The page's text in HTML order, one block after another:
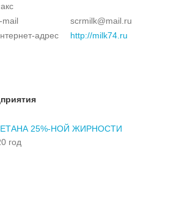
mail
scrmilk@mail.ru
адрес
http://milk74.ru
25%-НОЙ ЖИРНОСТИ
год